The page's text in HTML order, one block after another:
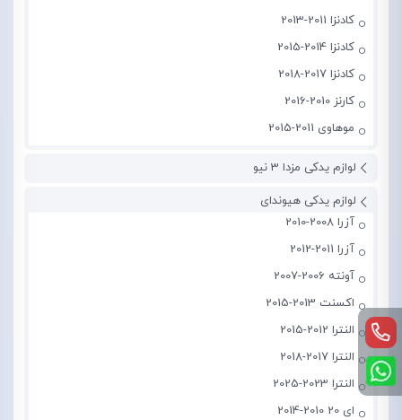
کادنزا 2011-2013
کادنزا 2014-2015
کادنزا 2017-2018
کارنز 2010-2016
موهاوی 2011-2015
لوازم یدکی مزدا 3 نیو
لوازم یدکی هیوندای
آزرا 2008-2010
آزرا 2011-2012
آونته 2006-2007
اکسنت 2013-2015
النترا 2012-2015
النترا 2017-2018
النترا 2023-2025
ای 20 2010-2014